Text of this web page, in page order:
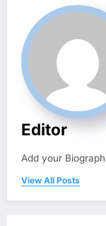
Editor
Add your
View All Posts